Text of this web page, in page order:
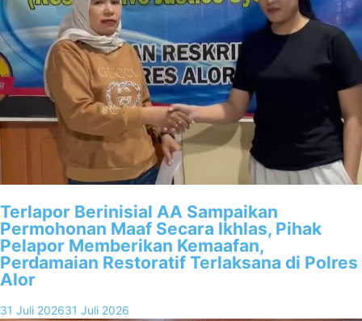
Terlapor Berinisial AA Sampaikan
Permohonan Maaf Secara Ikhlas, Pihak
Pelapor Memberikan Kemaafan,
Perdamaian Restoratif Terlaksana di Polres
Alor
31 Juli 202631 Juli 2026